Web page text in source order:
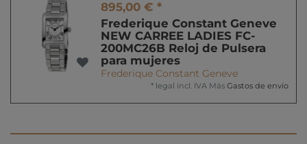
895,00 € *
Frederique Constant Geneve
NEW CARREE LADIES FC-
200MC26B Reloj de Pulsera
para mujeres
Frederique Constant Geneve
* legal incl. IVA Más Gastos de envío